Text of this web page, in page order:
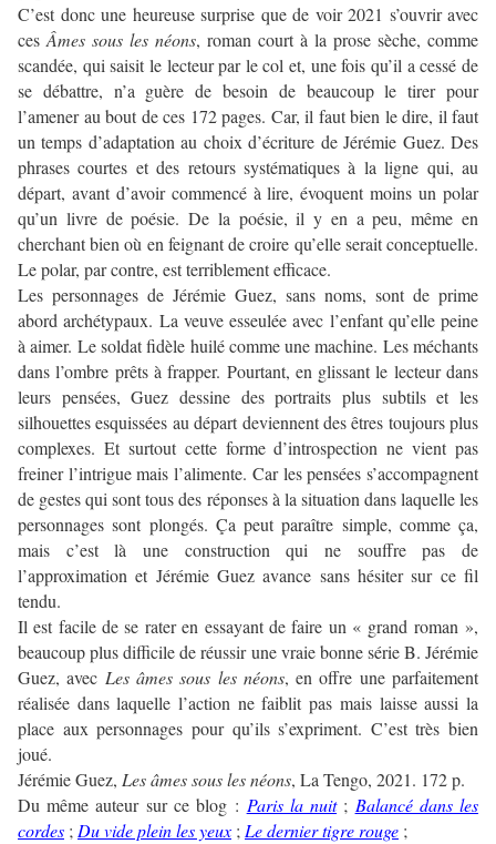
C’est donc une heureuse surprise que de voir 2021 s’ouvrir avec
ces Âmes sous les néons, roman court à la prose sèche, comme
scandée, qui saisit le lecteur par le col et, une fois qu’il a cessé de
se débattre, n’a guère de besoin de beaucoup le tirer pour
l’amener au bout de ces 172 pages. Car, il faut bien le dire, il faut
un temps d’adaptation au choix d’écriture de Jérémie Guez. Des
phrases courtes et des retours systématiques à la ligne qui, au
départ, avant d’avoir commencé à lire, évoquent moins un polar
qu’un livre de poésie. De la poésie, il y en a peu, même en
cherchant bien où en feignant de croire qu’elle serait conceptuelle.
Le polar, par contre, est terriblement efficace.
Les personnages de Jérémie Guez, sans noms, sont de prime
abord archétypaux. La veuve esseulée avec l’enfant qu’elle peine
à aimer. Le soldat fidèle huilé comme une machine. Les méchants
dans l’ombre prêts à frapper. Pourtant, en glissant le lecteur dans
leurs pensées, Guez dessine des portraits plus subtils et les
silhouettes esquissées au départ deviennent des êtres toujours plus
complexes. Et surtout cette forme d’introspection ne vient pas
freiner l’intrigue mais l’alimente. Car les pensées s’accompagnent
de gestes qui sont tous des réponses à la situation dans laquelle les
personnages sont plongés. Ça peut paraître simple, comme ça,
mais c’est là une construction qui ne souffre pas de
l’approximation et Jérémie Guez avance sans hésiter sur ce fil
tendu.
Il est facile de se rater en essayant de faire un « grand roman »,
beaucoup plus difficile de réussir une vraie bonne série B. Jérémie
Guez, avec Les âmes sous les néons, en offre une parfaitement
réalisée dans laquelle l’action ne faiblit pas mais laisse aussi la
place aux personnages pour qu’ils s’expriment. C’est très bien
joué.
Jérémie Guez, Les âmes sous les néons, La Tengo, 2021. 172 p.
Du même auteur sur ce blog : Paris la nuit; Balancé dans les
cordes ; Du vide plein les yeux ; Le dernier tigre rouge ;